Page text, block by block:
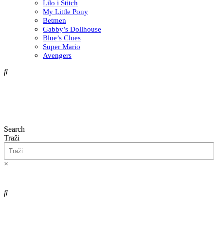
Lilo i Stitch
My Little Pony
Betmen
Gabby’s Dollhouse
Blue’s Clues
Super Mario
Avengers
Search
Traži
×